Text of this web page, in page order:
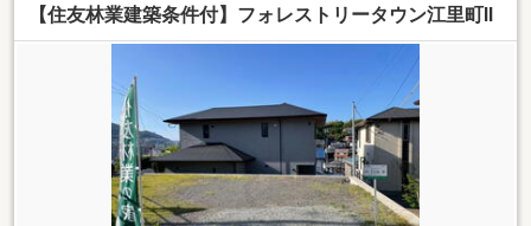
【住友林業建築条件付】フォレストリータウン江里町Ⅱ